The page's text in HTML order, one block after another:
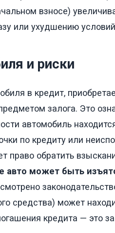
взносе)
или ухудшению
и риски
в кредит,
залога. Это
автомобиль
по кредиту или
право обратить
авто может быть
средства) может
кредита — это